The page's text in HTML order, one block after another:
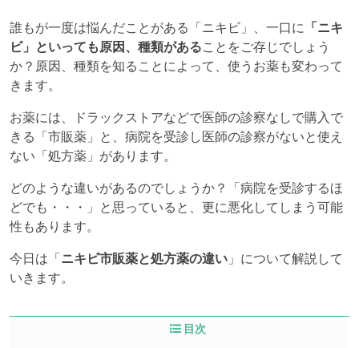
誰もが一度は悩んだことがある「ニキビ」、一口に 「ニキ
ビ」といっても原因、種類があることをご存じでしょう
か？原因、種類を知ることによって、使うお薬も変わって
きます。
お薬には、ドラックストアなどで医師の診察なしで購入で
きる「市販薬」と、病院を受診し医師の診察がないと使え
ない「処方薬」があります。
どのような違いがあるのでしょうか？「病院を受診するほ
どでも・・・」と思っていると、更に悪化してしまう可能
性もあります。
今日は「ニキビ市販薬と処方薬の違い 」について解説して
いきます。
目次